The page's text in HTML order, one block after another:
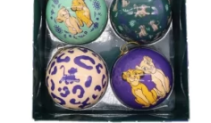
d'envie